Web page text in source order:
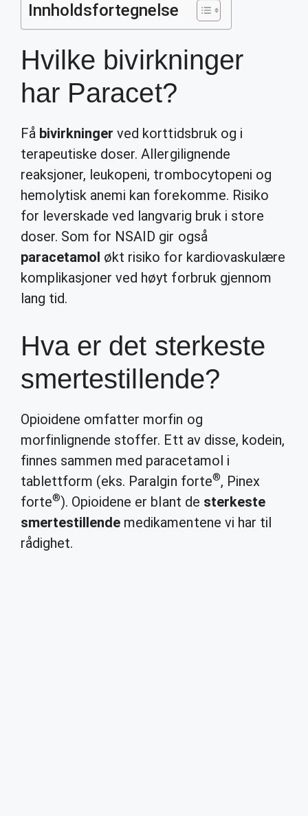
Innholdsfortegnelse
Hvilke bivirkninger
har Paracet?
Få bivirkninger ved korttidsbruk og i
terapeutiske doser. Allergilignende
reaksjoner, leukopeni, trombocytopeni og
hemolytisk anemi kan forekomme. Risiko
for leverskade ved langvarig bruk i store
doser. Som for NSAID gir også
paracetamol økt risiko for kardiovaskulære
komplikasjoner ved høyt forbruk gjennom
lang tid.
Hva er det sterkeste
smertestillende?
Opioidene omfatter morfin og
morfinlignende stoffer. Ett av disse, kodein,
finnes sammen med paracetamol i
tablettform (eks. Paralgin forte®, Pinex
forte®). Opioidene er blant de sterkeste
smertestillende medikamentene vi har til
rådighet.